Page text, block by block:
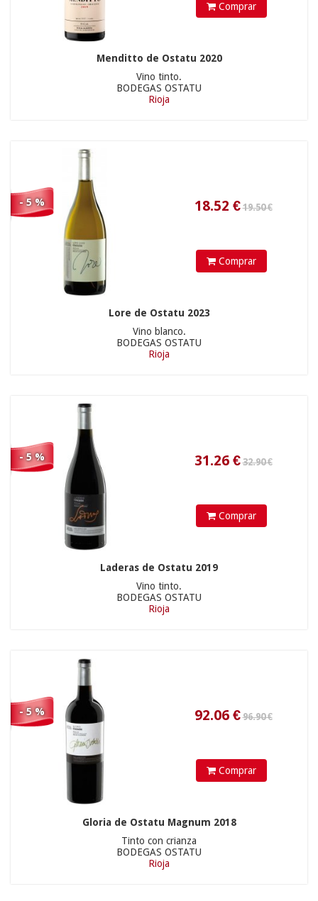
Comprar
Menditto de Ostatu 2020
Vino tinto.
BODEGAS OSTATU
Rioja
- 5 %
Comprar
Lore de Ostatu 2023
Vino blanco.
BODEGAS OSTATU
Rioja
- 5 %
Comprar
Laderas de Ostatu 2019
Vino tinto.
BODEGAS OSTATU
Rioja
- 5 %
96.90 €
Comprar
Gloria de Ostatu Magnum 2018
Tinto con crianza
BODEGAS OSTATU
Rioja
12.92
12.90 €